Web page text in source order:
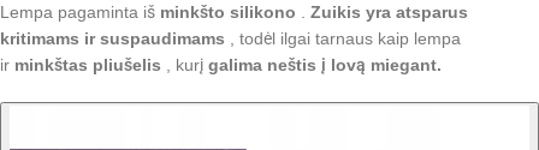
Lempa pagaminta iš minkšto silikono
Zuikis yra atsparus
kritimams ir suspaudimams , todėl ilgai tarnaus kaip lempa
ir minkštas pliušelis , kurį galima neštis į lovą miegant.